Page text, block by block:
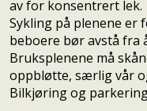
av for konsentrert lek.
Sykling på plenene er
beboere bør avstå fra
Bruksplenene må
oppbløtte, særlig vår
Bilkjøring og